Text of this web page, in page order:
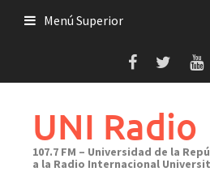
Menú Superior
UNI Radio
107.7 FM – Universidad de la
a la Radio Internacional